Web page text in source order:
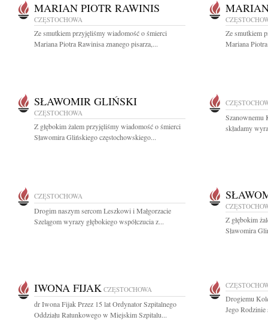
MARIAN PIOTR RAWINIS
CZĘSTOCHOWA
Ze smutkiem przyjęliśmy wiadomość o śmierci
Mariana Piotra Rawinisa znanego pisarza,...
Ze smutkiem
Mariana
SŁAWOMIR GLIŃSKI
CZĘSTOCHOWA
Z głębokim żalem przyjęliśmy wiadomość o śmierci
Sławomira Glińskiego częstochowskiego...
Szanownemu
składamy
CZĘSTOCHOWA
Drogim naszym sercom Leszkowi i Małgorzacie
Szelągom wyrazy głębokiego współczucia z...
Z głębokim
Sławomira
IWONA FIJAK CZĘSTOCHOWA
dr Iwona Fijak Przez 15 lat Ordynator Szpitalnego
Oddziału Ratunkowego w Miejskim Szpitalu...
Drogiemu
Jego Rodzinie